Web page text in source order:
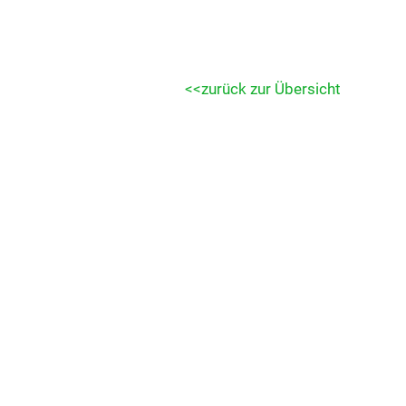
zurück zur Übersicht